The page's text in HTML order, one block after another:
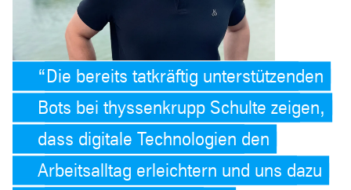
Die bereits tatkräftig unterstützenden
Bots bei thyssenkrupp Schulte zeigen,
dass digitale Technologien den
Arbeitsalltag erleichtern und uns dazu